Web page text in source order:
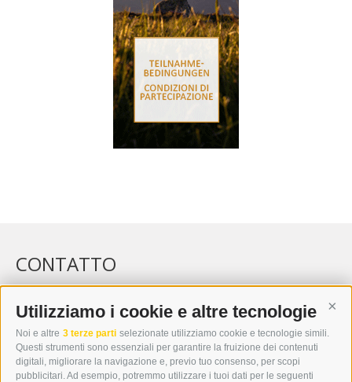
Utilizziamo i cookie e altre tecnologie
Noi e altre 3 terze parti selezionate utilizziamo cookie e tecnologie simili.
Questi strumenti sono essenziali per garantire la fruizione dei contenuti
digitali, migliorare la navigazione e, previo tuo consenso, per scopi
pubblicitari. Ad esempio, potremmo utilizzare i tuoi dati per le seguenti
CONTATTO
WIPP-MEDIA GMBH
DER ERKER
I-39049 VIPITENO
TEL.: +39 0472 766876